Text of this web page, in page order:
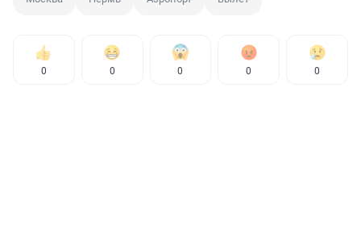
0 0 0 0 0